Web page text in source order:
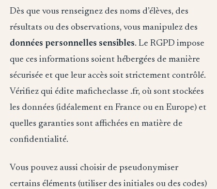
Dès que vous renseignez des noms d’élèves, des
résultats ou des observations, vous manipulez des
données personnelles sensibles. Le RGPD impose
que ces informations soient hébergées de manière
sécurisée et que leur accès soit strictement contrôlé.
Vérifiez qui édite maficheclasse .fr, où sont stockées
les données (idéalement en France ou en Europe) et
quelles garanties sont affichées en matière de
confidentialité.
Vous pouvez aussi choisir de pseudonymiser
certains éléments (utiliser des initiales ou des codes)